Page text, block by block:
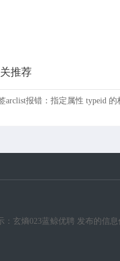
推荐
arclist报错：指定属性 typeid
：玄熵023蓝鲸优聘 发布的信